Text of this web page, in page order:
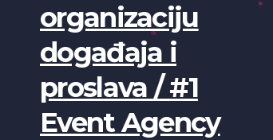
organizaciju
događaja i
proslava / #1
Event Agency